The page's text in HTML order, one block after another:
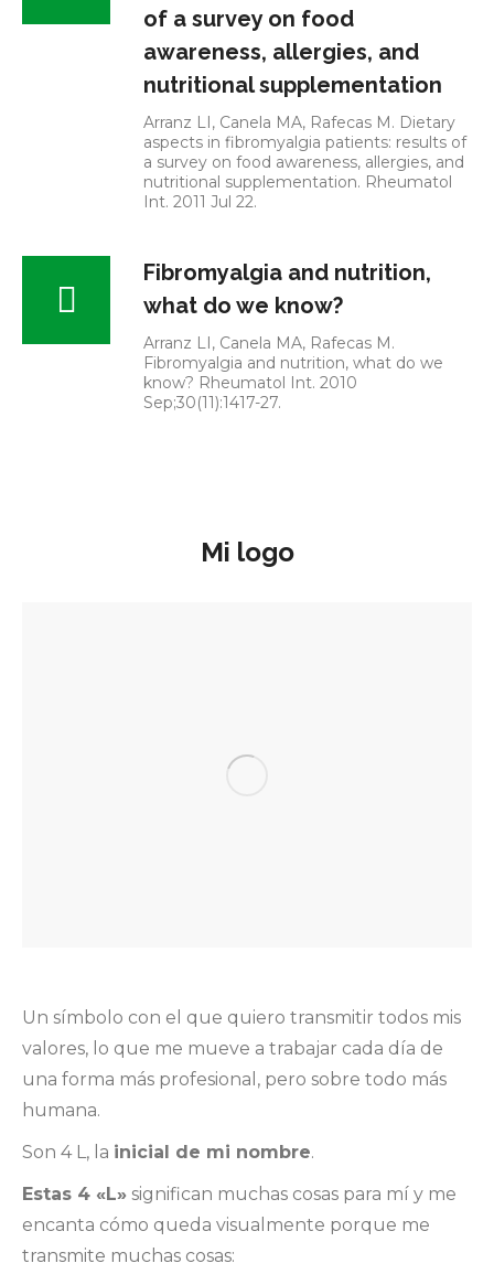
of a survey on food
awareness, allergies, and
nutritional supplementation
Arranz LI, Canela MA, Rafecas M. Dietary
aspects in fibromyalgia patients: results of
a survey on food awareness, allergies, and
nutritional supplementation. Rheumatol
Int. 2011 Jul 22.
Fibromyalgia and nutrition,
what do we know?
Arranz LI, Canela MA, Rafecas M.
Fibromyalgia and nutrition, what do we
know? Rheumatol Int. 2010
Sep;30(11):1417-27.
Mi logo
Un símbolo con el que quiero transmitir todos mis
valores, lo que me mueve a trabajar cada día de
una forma más profesional, pero sobre todo más
humana.
Son 4 L, la inicial de mi nombre.
Estas 4 «L» significan muchas cosas para mí y me
encanta cómo queda visualmente porque me
transmite muchas cosas: